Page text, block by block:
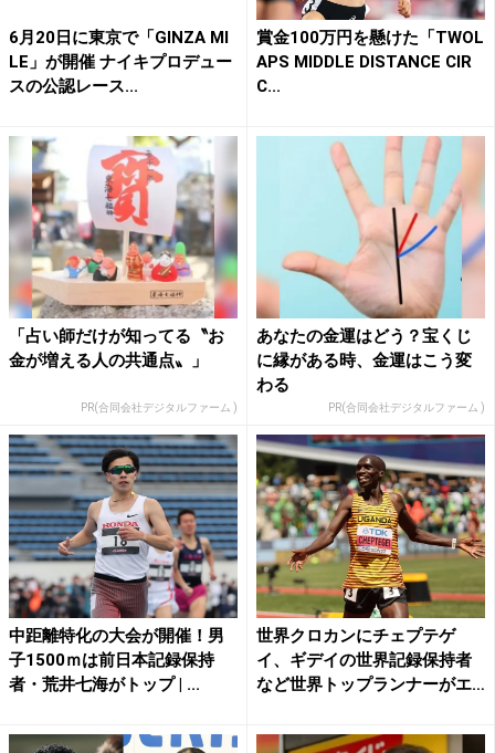
6月20日に東京で「GINZA MI
LE」が開催 ナイキプロデュー
スの公認レース...
賞金100万円を懸けた「TWOL
APS MIDDLE DISTANCE CIR
C...
「占い師だけが知ってる〝お
金が増える人の共通点〟」
PR(合同会社デジタルファーム )
あなたの金運はどう？宝くじ
に縁がある時、金運はこう変
わる
PR(合同会社デジタルファーム )
中距離特化の大会が開催！男
子1500ｍは前日本記録保持
者・荒井七海がトップ | ...
世界クロカンにチェプテゲ
イ、ギデイの世界記録保持者
など世界トップランナーがエ